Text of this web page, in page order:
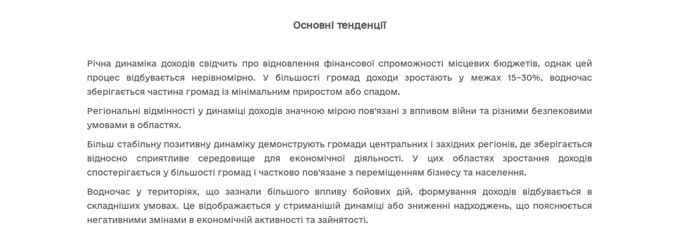
Основні тенденції
Річна динаміка доходів свідчить про відновлення фінансової спроможності місцевих бюджетів, однак цей
процес відбувається нерівномірно. У більшості громад доходи зростають у межах 15–30%, водночас
зберігається частина громад із мінімальним приростом або спадом.
Регіональні відмінності у динаміці доходів значною мірою пов’язані з впливом війни та різними безпековими
умовами в областях.
Більш стабільну позитивну динаміку демонструють громади центральних і західних регіонів, де зберігається
відносно сприятливе середовище для економічної діяльності. У цих областях зростання доходів
спостерігається у більшості громад і частково пов’язане з переміщенням бізнесу та населення.
Водночас у територіях, що зазнали більшого впливу бойових дій, формування доходів відбувається в
складніших умовах. Це відображається у стриманішій динаміці або зниженні надходжень, що пояснюється
негативними змінами в економічній активності та зайнятості.